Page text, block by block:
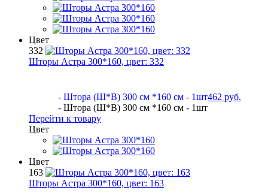
Цвет
332
Шторы Астра 300*160, цвет: 332
- Штора (Ш*В) 300 см *160 см - 1шт462 руб.
- Штора (Ш*В) 300 см *160 см - 1шт
Перейти к товару
Цвет
Цвет
163
Шторы Астра 300*160, цвет: 163